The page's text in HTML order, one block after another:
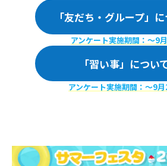
「友だち・グループ」
アンケート実施期間：〜9
「習い事」につい
アンケート実施期間：〜9